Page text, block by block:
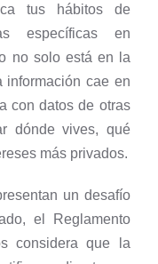
tus hábitos de
específicas en
no solo está en la
información cae en
con datos de otras
dónde vives, qué
más privados.
un desafío
el Reglamento
considera que la